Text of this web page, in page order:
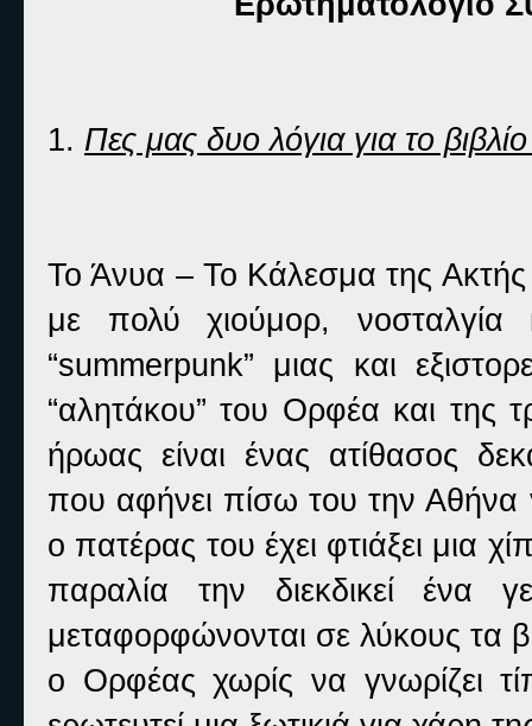
1. Πες μας δυο λόγια για το
Το Άνυα – Το Κάλεσμα της Ακτής
με πολύ χιούμορ, νοσταλγία
“summerpunk” μιας και
“αλητάκου” του Ορφέα και της
ήρωας είναι ένας ατίθασος
που αφήνει πίσω του την Αθήνα
ο πατέρας του έχει φτιάξει μια
παραλία την διεκδικεί ένα
μεταφορφώνονται σε λύκους τα
ο Ορφέας χωρίς να γνωρίζει